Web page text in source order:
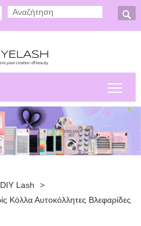

Lash
>
Κόλλα Αυτοκόλλητες Βλεφαρίδες